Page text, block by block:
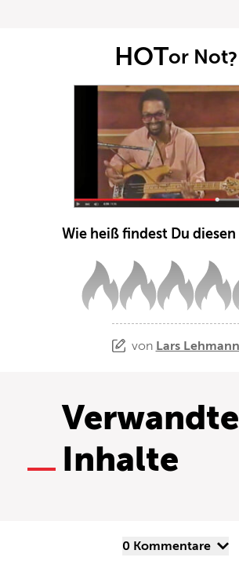
HOTor Not?
Wie heiß findest Du
von Lars Lehmann
Verwandte
Inhalte
0 Kommentare